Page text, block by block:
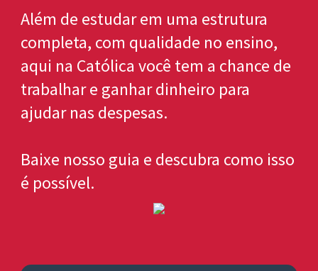
Além de estudar em uma estrutura
completa, com qualidade no ensino,
aqui na Católica você tem a chance de
trabalhar e ganhar dinheiro para
ajudar nas despesas.
Baixe nosso guia e descubra como isso
é possível.